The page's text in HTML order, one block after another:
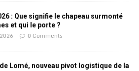
: Que signifie le chapeau surmonté
et qui le porte ?
0 Comments
Lomé, nouveau pivot logistique de la